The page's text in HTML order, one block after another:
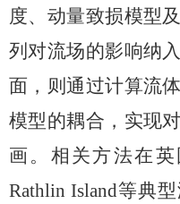
度、动量致损模型
列对流场的影响纳
面，则通过计算流
模型的耦合，实现
画。相关方法在
Rathlin Island等典